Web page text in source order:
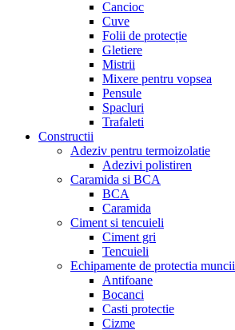
Cancioc
Cuve
Folii de protecție
Gletiere
Mistrii
Mixere pentru vopsea
Pensule
Spacluri
Trafaleti
Constructii
Adeziv pentru termoizolatie
Adezivi polistiren
Caramida si BCA
BCA
Caramida
Ciment si tencuieli
Ciment gri
Tencuieli
Echipamente de protectia muncii
Antifoane
Bocanci
Casti protectie
Cizme